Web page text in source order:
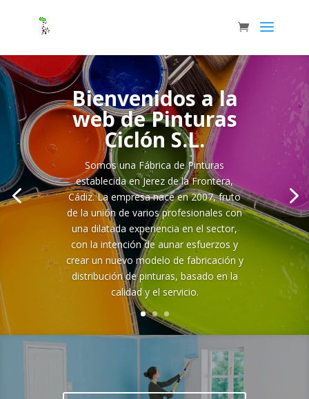
Bienvenidos a la
web de Pinturas
Ciclón S.L.
Somos una Fábrica de Pinturas
establecida en Jerez de la Frontera,
Cádiz. La empresa nace en 2007, fruto
de la unión de varios profesionales con
una dilatada experiencia en el sector,
con la intención de aunar esfuerzos y
crear un nuevo modelo de fabricación y
distribución de pinturas, basado en la
calidad y el servicio.